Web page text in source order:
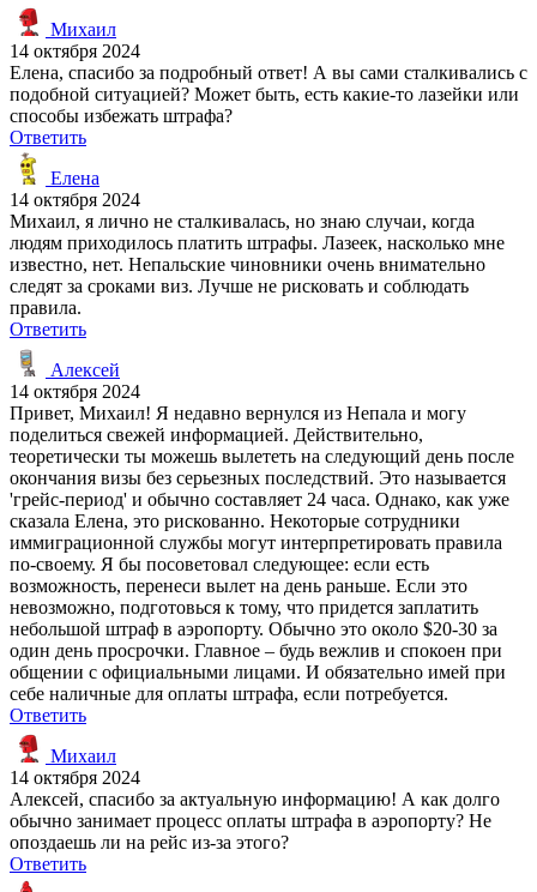
Михаил
14 октября 2024
Елена, спасибо за подробный ответ! А вы сами сталкивались с
подобной ситуацией? Может быть, есть какие-то лазейки или
способы избежать штрафа?
Ответить
Елена
14 октября 2024
Михаил, я лично не сталкивалась, но знаю случаи, когда
людям приходилось платить штрафы. Лазеек, насколько мне
известно, нет. Непальские чиновники очень внимательно
следят за сроками виз. Лучше не рисковать и соблюдать
правила.
Ответить
Алексей
14 октября 2024
Привет, Михаил! Я недавно вернулся из Непала и могу
поделиться свежей информацией. Действительно,
теоретически ты можешь вылететь на следующий день после
окончания визы без серьезных последствий. Это называется
'грейс-период' и обычно составляет 24 часа. Однако, как уже
сказала Елена, это рискованно. Некоторые сотрудники
иммиграционной службы могут интерпретировать правила
по-своему. Я бы посоветовал следующее: если есть
возможность, перенеси вылет на день раньше. Если это
невозможно, подготовься к тому, что придется заплатить
небольшой штраф в аэропорту. Обычно это около $20-30 за
один день просрочки. Главное – будь вежлив и спокоен при
общении с официальными лицами. И обязательно имей при
себе наличные для оплаты штрафа, если потребуется.
Ответить
Михаил
14 октября 2024
Алексей, спасибо за актуальную информацию! А как долго
обычно занимает процесс оплаты штрафа в аэропорту? Не
опоздаешь ли на рейс из-за этого?
Ответить